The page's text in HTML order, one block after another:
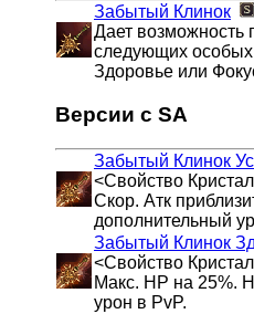
Забытый Клинок
Дает возможность
следующих особых
Здоровье или
Версии с SA
Забытый Клинок
<Свойство
Скор. Атк
дополнительный
Забытый Клинок
<Свойство
Макс. HP на 25%.
урон в PvP.